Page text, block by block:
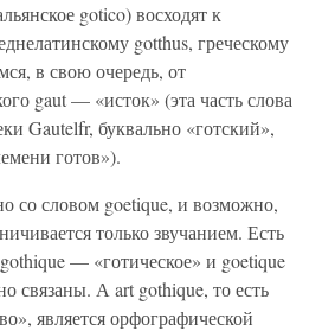
gotico) восходят к
gotthus, греческому
в свою очередь, от
gaut — «исток» (эта часть слова
Gautelfr, буквально «готский»,
готов»).
со словом goetique, и возможно,
только звучанием. Есть
— «готическое» и goetique
связаны. А art gothique, то есть
является орфографической